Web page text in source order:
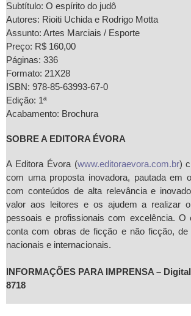
Subtítulo: O espírito do judô
Autores: Rioiti Uchida e Rodrigo Motta
Assunto: Artes Marciais / Esporte
Preço: R$ 160,00
Páginas: 336
Formato: 21X28
ISBN: 978-85-63993-67-0
Edição: 1ª
Acabamento: Brochura
SOBRE A EDITORA ÉVORA
A Editora Évora (www.editoraevora.com.br)
com uma proposta inovadora, pautada em
com conteúdos de alta relevância e
valor aos leitores e os ajudem a realizar
pessoais e profissionais com excelência. O
conta com obras de ficção e não ficção, de
nacionais e internacionais.
INFORMAÇÕES PARA IMPRENSA –
8718